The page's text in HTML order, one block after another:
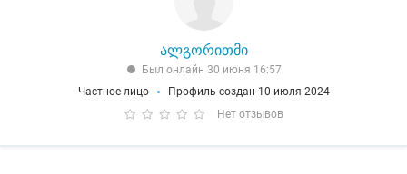
ალგორითმი
Был онлайн 30 июня 16:57
Частное лицо
Профиль создан 10 июля 2024
Нет отзывов